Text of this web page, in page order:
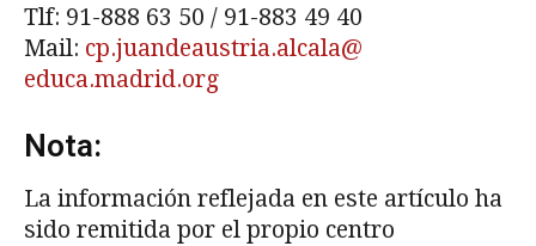
Tlf: 91-888 63 50 / 91-883 49 40
Mail: cp.juandeaustria.alcala@
educa.madrid.org
Nota:
La información reflejada en este artículo ha
sido remitida por el propio centro